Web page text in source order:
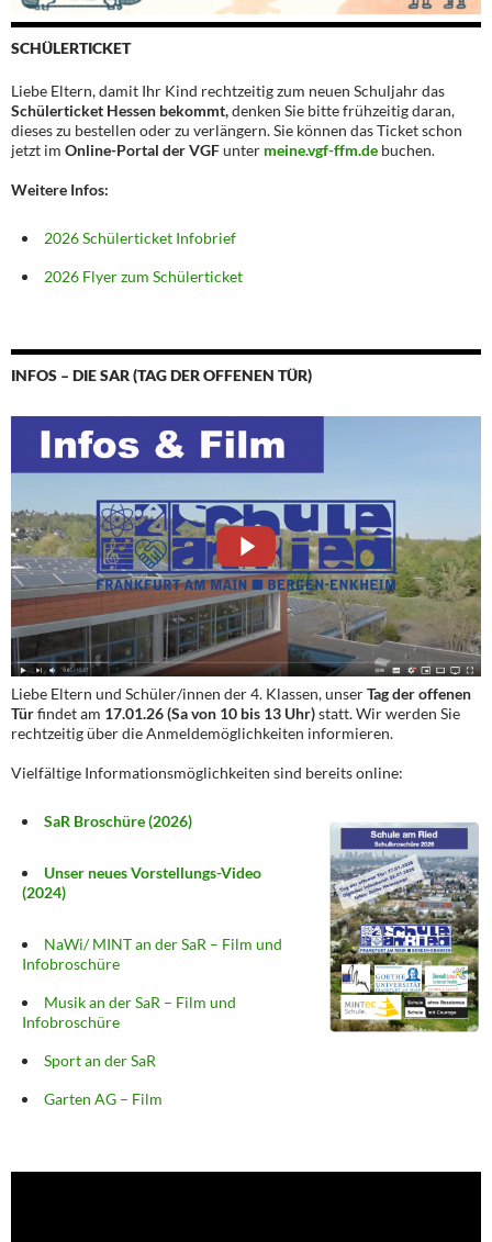
SCHÜLERTICKET
Liebe Eltern, damit Ihr Kind rechtzeitig zum neuen Schuljahr das
Schülerticket Hessen bekommt,denken Sie bitte frühzeitig daran,
dieses zu bestellen oder zu verlängern. Sie können das Ticket schon
jetzt im Online-Portal der VGFunter meine.vgf-ffm.de buchen.
Weitere Infos:
2026 Schülerticket Infobrief
2026 Flyer zum Schülerticket
INFOS – DIE SAR (TAG DER OFFENEN TÜR)
Liebe Eltern und Schüler/innen der 4. Klassen, unserTag der offenen
Türfindet am 17.01.26 (Sa von 10 bis 13 Uhr)statt. Wir werden Sie
rechtzeitig über die Anmeldemöglichkeiten informieren.
Vielfältige Informationsmöglichkeiten sind bereits online:
SaR Broschüre (2026)
Unser neues Vorstellungs-Video
(2024)
NaWi/ MINT an der SaR – Film und
Infobroschüre
Musik an der SaR – Film und
Infobroschüre
Sport an der SaR
Garten AG – Film